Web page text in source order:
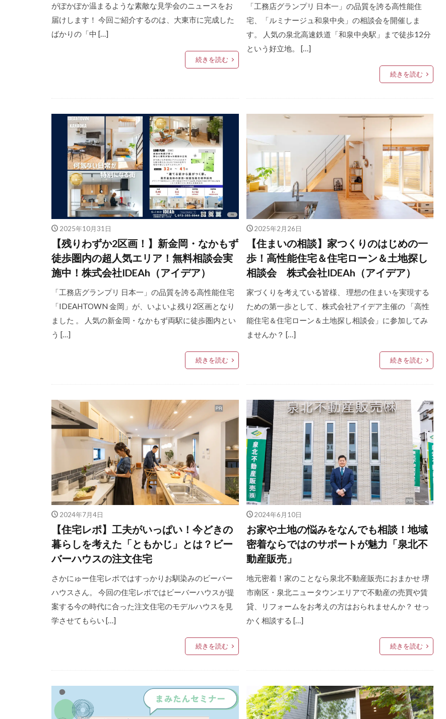
がぽかぽか温まるような素敵な見学会のニュースをお
届けします！ 今回ご紹介するのは、大東市に完成した
ばかりの「中 […]
続きを読む
「工務店グランプリ 日本一」の品質を誇る高性能住
宅、「ルミナージュ和泉中央」の相談会を開催しま
す。 人気の泉北高速鉄道「和泉中央駅」まで徒歩12分
という好立地。 […]
続きを読む
2025年10月31日
【残りわずか2区画！】新金岡・なかもず
徒歩圏内の超人気エリア！無料相談会実
施中！株式会社IDEAh（アイデア）
「工務店グランプリ 日本一」の品質を誇る高性能住宅
「IDEAHTOWN 金岡」が、いよいよ残り2区画となり
ました 。 人気の新金岡・なかもず両駅に徒歩圏内とい
う […]
続きを読む
2025年2月26日
【住まいの相談】家つくりのはじめの一
歩！高性能住宅＆住宅ローン＆土地探し
相談会 株式会社IDEAh（アイデア）
家づくりを考えている皆様、 理想の住まいを実現する
ための第一歩として、株式会社アイデア主催の 「高性
能住宅＆住宅ローン＆土地探し相談会」に参加してみ
ませんか？ […]
続きを読む
2024年7月4日
【住宅レポ】工夫がいっぱい！今どきの
暮らしを考えた「ともかじ」とは？ビー
バーハウスの注文住宅
さかにゅー住宅レポではすっかりお馴染みのビーバー
ハウスさん。 今回の住宅レポではビーバーハウスが提
案する今の時代に合った注文住宅のモデルハウスを見
学させてもらい […]
続きを読む
2024年6月10日
お家や土地の悩みをなんでも相談！地域
密着ならではのサポートが魅力「泉北不
動産販売」
地元密着！家のことなら泉北不動産販売におまかせ 堺
市南区・泉北ニュータウンエリアで不動産の売買や賃
貸、リフォームをお考えの方はおられませんか？ せっ
かく相談する […]
続きを読む